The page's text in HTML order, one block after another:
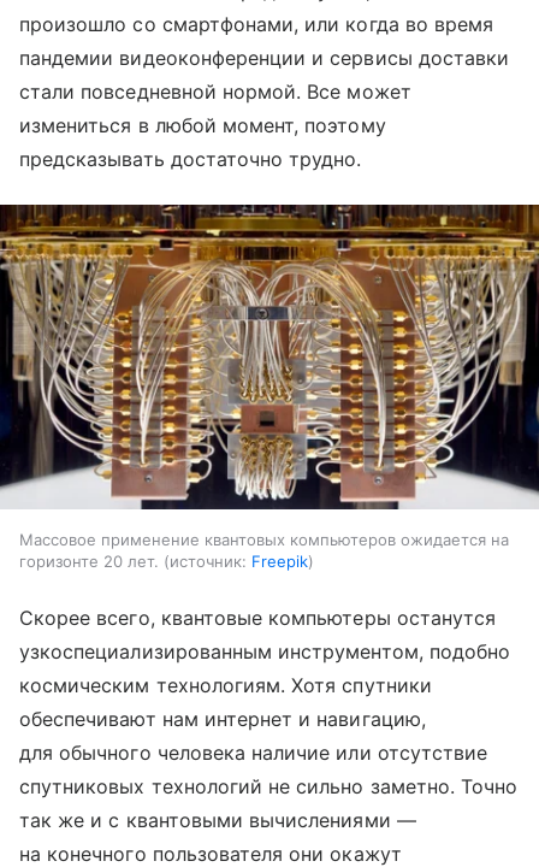
произошло со смартфонами, или когда во время
пандемии видеоконференции и сервисы доставки
стали повседневной нормой. Все может
измениться в любой момент, поэтому
предсказывать достаточно трудно.
Массовое применение квантовых компьютеров ожидается на
горизонте 20 лет.
источник: Freepik
Скорее всего, квантовые компьютеры останутся
узкоспециализированным инструментом, подобно
космическим технологиям. Хотя спутники
обеспечивают нам интернет и навигацию,
для обычного человека наличие или отсутствие
спутниковых технологий не сильно заметно. Точно
так же и с квантовыми вычислениями —
на конечного пользователя они окажут